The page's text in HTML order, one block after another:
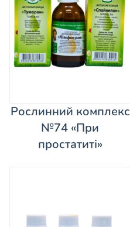
Рослинний комплекс
№74 «При
простатиті»